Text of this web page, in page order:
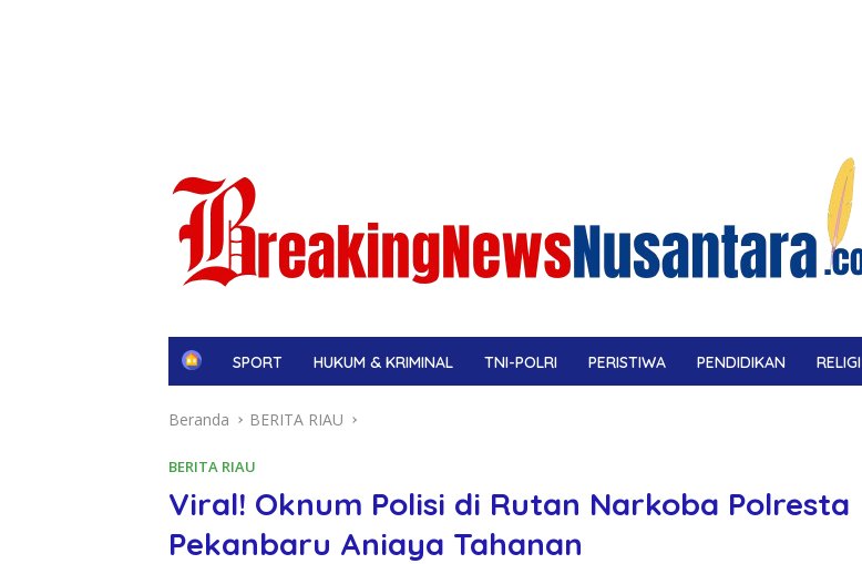
H
e
SPORT HUKUM & KRIMINAL TNI-POLRI PERISTIWA PENDIDIKAN RELIGI
Beranda BERITA RIAU
BERITA RIAU
Viral! Oknum Polisi di Rutan Narkoba Polresta
Pekanbaru Aniaya Tahanan